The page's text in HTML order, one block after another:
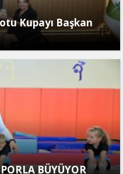
Kupayı Başkan
BÜYÜYOR